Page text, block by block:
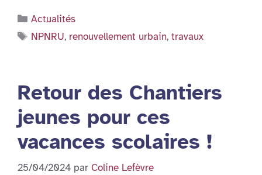
Catégories
Actualités
Étiquettes
NPNRU, renouvellement urbain,travaux
Retour des Chantiers
jeunes pour ces
vacances scolaires !
25/04/2024 par Coline Lefèvre